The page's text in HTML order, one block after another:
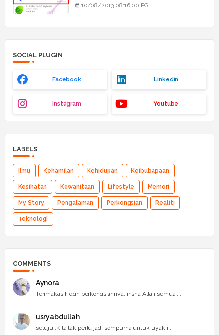
10/08/2013 08:16:00 PG
SOCIAL PLUGIN
Facebook Linkedin
Instagram Youtube
LABELS
Ilmu Kehamilan Kehidupan Keibubapaan
Kesihatan Kewanitaan Lifestyle Memori
My Story Pengalaman Perkongsian Realiti
Teknologi
COMMENTS
Aynora
Terimakasih dgn perkongsiannya, insha Allah semua ...
usryabdullah
setuju..Kita tak perlu jadi sempurna untuk layak r...